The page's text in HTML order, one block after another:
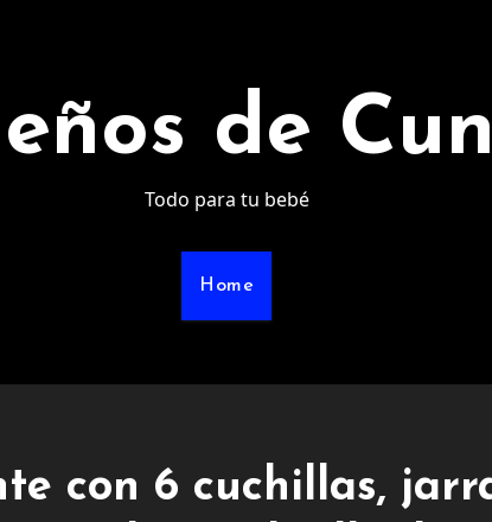
de
Todo para tu bebé
Home
con 6 cuchillas,